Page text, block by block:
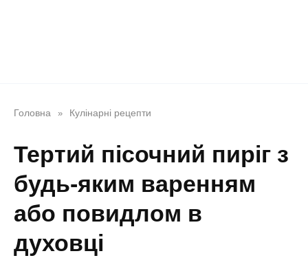
Головна » Кулінарні рецепти
Тертий пісочний пиріг з
будь-яким варенням
або повидлом в
духовці